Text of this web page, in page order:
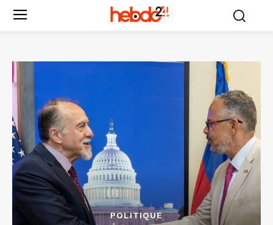
POLITIQUE